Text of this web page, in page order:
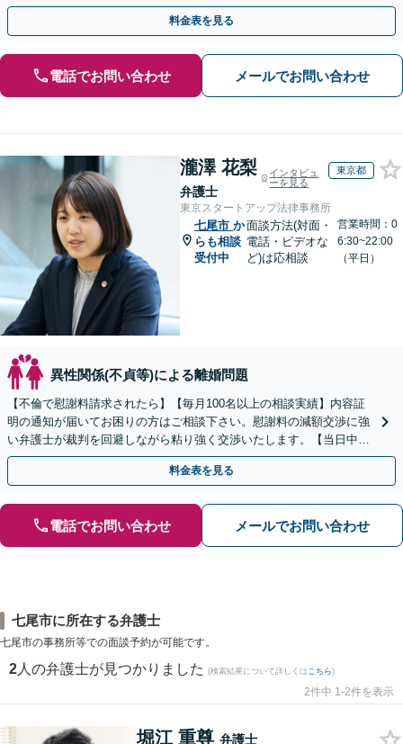
倫相談は初回0円】【全国対応】
料金表を見る
電話でお問い合わせ メールでお問い合わせ
瀧澤 花梨
弁護士
インタビュ
ーを見る
東京都
東京スタートアップ法律事務所
七尾市 か
らも相談
受付中
面談方法(対面・
電話・ビデオな
ど)は応相談
営業時間：0
6:30~22:00
（平日）
異性関係(不貞等)による離婚問題
【不倫で慰謝料請求されたら】【毎月100名以上の相談実績】内容証
明の通知が届いてお困りの方はご相談下さい。慰謝料の減額交渉に強
い弁護士が裁判を回避しながら粘り強く交渉いたします。【当日中の
相談可(予約制)】【全国対応】
料金表を見る
電話でお問い合わせ メールでお問い合わせ
七尾市に所在する弁護士
七尾市の事務所等での面談予約が可能です。
2 人の弁護士が見つかりました (検索結果について詳しくは こちら)
2件中 1-2件を表示
堀江 重尊 弁護士